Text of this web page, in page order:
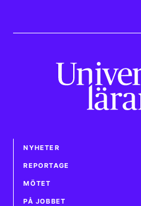
NYHETER
REPORTAGE
MÖTET
PÅ JOBBET